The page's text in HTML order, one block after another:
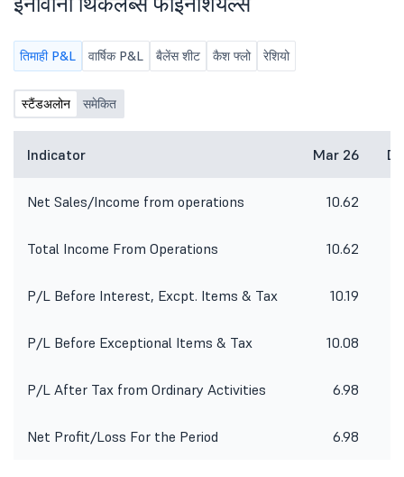
ट्रेडिंग को विनियमित, निगरानी और रिपोर्ट करने
जाता है, कंपनी की ट्रेडिंग विंडो बुधवार, 1
जुलाई, 2026 से पहले ही बंद कर दी गई है और
घंटों के बाद दोबारा खुल जाएगी.
तिमाही P&L वार्षिक P&L बैलेंस शीट कैश फ्लो रेशियो
स्टैंडअलोन समेकित
Indicator Mar 26
Net Sales/Income from operations 10.62
Total Income From Operations 10.62
P/L Before Interest, Excpt. Items & Tax 10.19
P/L Before Exceptional Items & Tax 10.08
P/L After Tax from Ordinary Activities 6.98
Net Profit/Loss For the Period 6.98